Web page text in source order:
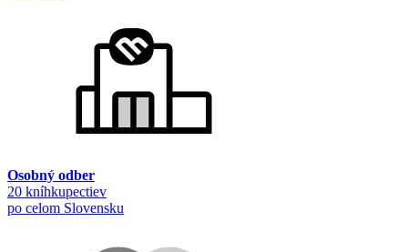
Osobný odber
20 kníhkupectiev
po celom Slovensku